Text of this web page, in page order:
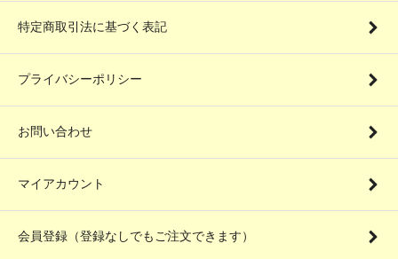
特定商取引法に基づく表記
プライバシーポリシー
お問い合わせ
マイアカウント
会員登録（登録なしでもご注文できます）